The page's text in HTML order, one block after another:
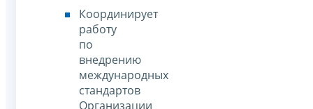
Координирует
работу
по
внедрению
международных
стандартов
Организации